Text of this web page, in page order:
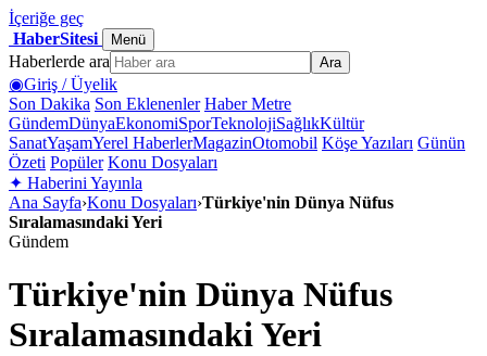
İçeriğe geç
HaberSitesi
Menü
Haberlerde ara Ara
◉Giriş / Üyelik
Son Dakika Son Eklenenler Haber Metre
GündemDünyaEkonomiSporTeknolojiSağlıkKültür
SanatYaşamYerel HaberlerMagazinOtomobil Köşe Yazıları Günün
Özeti Popüler Konu Dosyaları
✦ Haberini Yayınla
Ana Sayfa›Konu Dosyaları›Türkiye'nin Dünya Nüfus
Sıralamasındaki Yeri
Gündem
Türkiye'nin Dünya Nüfus
Sıralamasındaki Yeri